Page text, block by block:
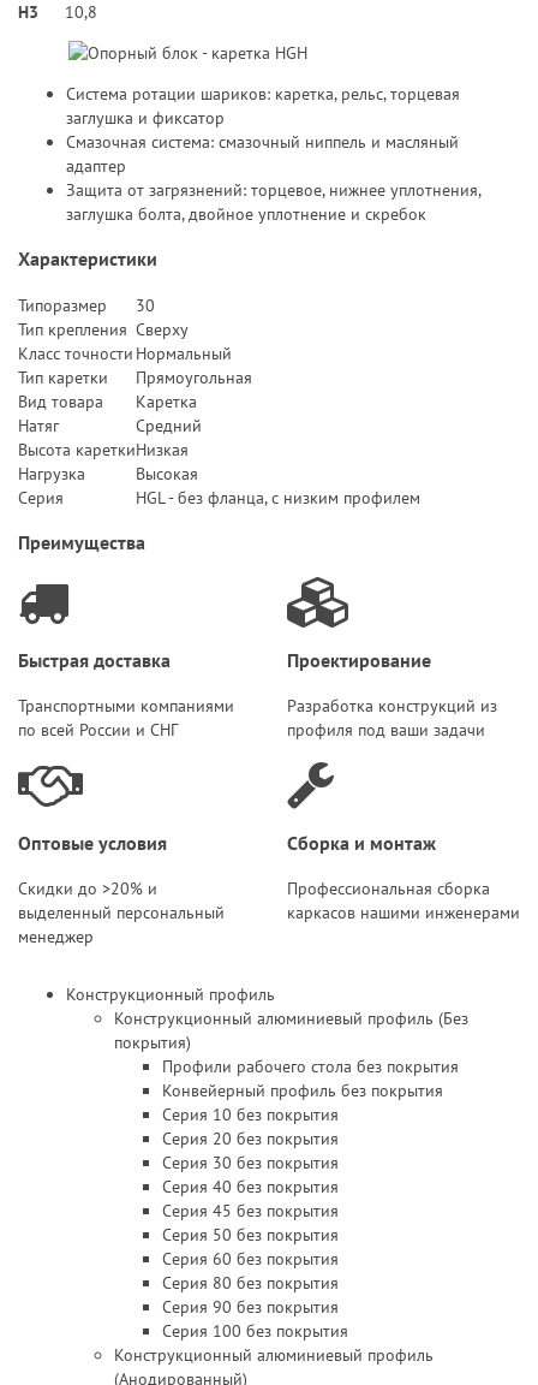
Н3
10,8
Система ротации шариков: каретка, рельс, торцевая
заглушка и фиксатор
Смазочная система: смазочный ниппель и масляный
адаптер
Защита от загрязнений: торцевое, нижнее уплотнения,
заглушка болта, двойное уплотнение и скребок
Характеристики
Типоразмер
30
Тип крепления Сверху
Класс точности Нормальный
Тип каретки
Прямоугольная
Вид товара
Каретка
Натяг
Средний
Высота кареткиНизкая
Нагрузка
Высокая
Серия
HGL - без фланца, с низким профилем
Преимущества
Быстрая доставка
Транспортными компаниями
по всей России и СНГ
Проектирование
Разработка конструкций из
профиля под ваши задачи
Оптовые условия
Скидки до >20% и
выделенный персональный
менеджер
Сборка и монтаж
Профессиональная сборка
каркасов нашими инженерами
Конструкционный профиль
Конструкционный алюминиевый профиль (Без
покрытия)
Профили рабочего стола без покрытия
Конвейерный профиль без покрытия
Серия 10 без покрытия
Серия 20 без покрытия
Серия 30 без покрытия
Серия 40 без покрытия
Серия 45 без покрытия
Серия 50 без покрытия
Серия 60 без покрытия
Серия 80 без покрытия
Серия 90 без покрытия
Серия 100 без покрытия
Конструкционный алюминиевый профиль
(Анодированный)